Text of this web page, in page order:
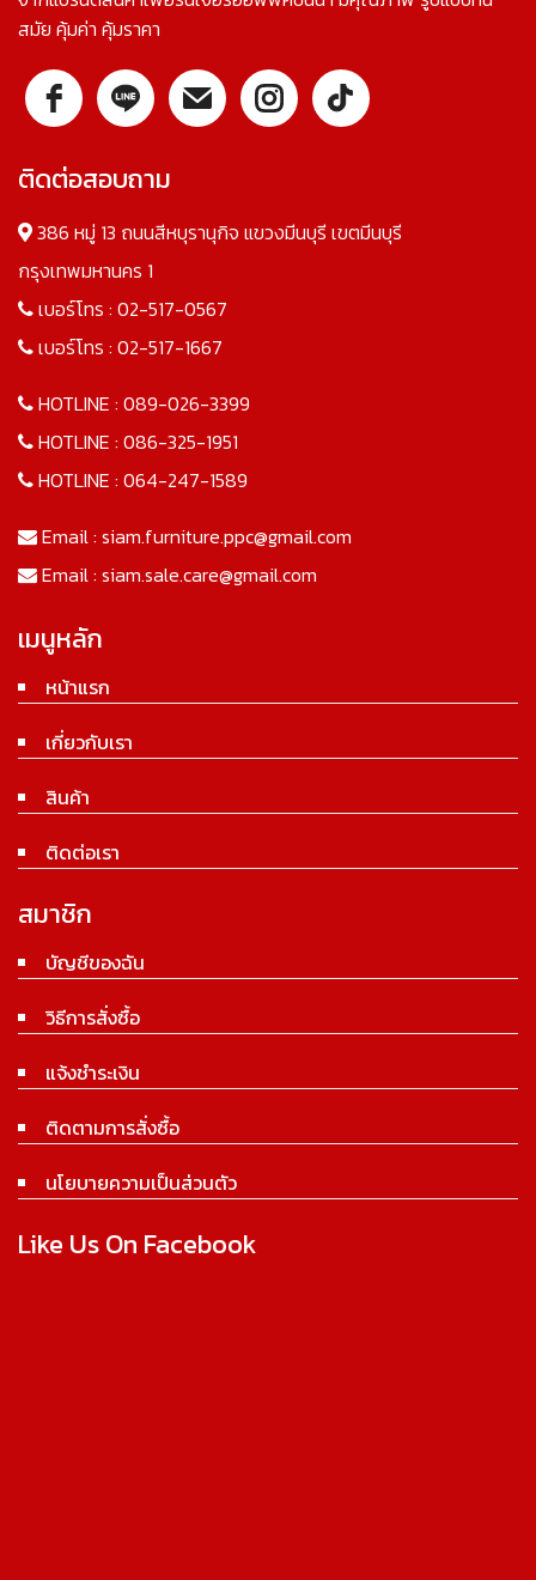
สมัย คุ้มค่า คุ้มราคา
ติดต่อสอบถาม
386 หมู่ 13 ถนนสีหบุรานุกิจ แขวงมีนบุรี เขตมีนบุรี
กรุงเทพมหานคร 1
เบอร์โทร : 02-517-0567
เบอร์โทร : 02-517-1667
HOTLINE : 089-026-3399
HOTLINE : 086-325-1951
HOTLINE : 064-247-1589
Email : siam.furniture.ppc@gmail.com
Email : siam.sale.care@gmail.com
เมนูหลัก
หน้าแรก
เกี่ยวกับเรา
สินค้า
ติดต่อเรา
สมาชิก
บัญชีของฉัน
วิธีการสั่งซื้อ
แจ้งชำระเงิน
ติดตามการสั่งซื้อ
นโยบายความเป็นส่วนตัว
Like Us On Facebook